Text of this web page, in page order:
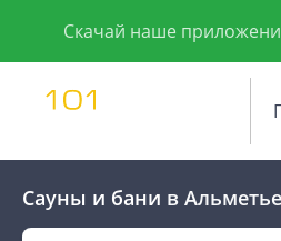
Скачай наше
Сауны и бани в